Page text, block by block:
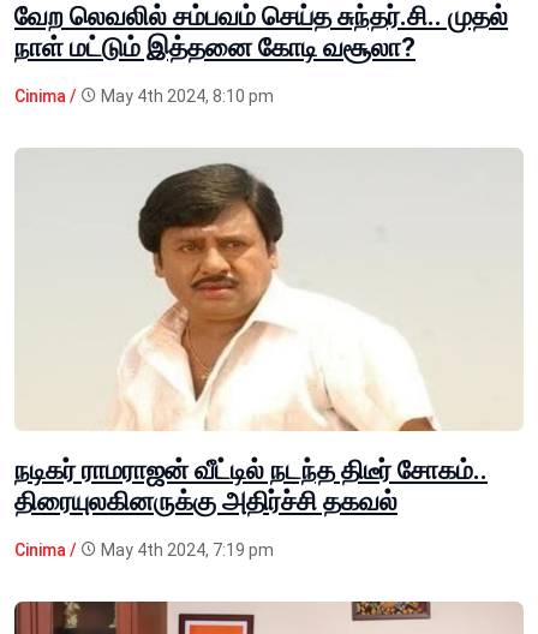
வேற லெவலில் சம்பவம் செய்த சுந்தர்.சி.. முதல்
நாள் மட்டும் இத்தனை கோடி வசூலா?
Cinima / May 4th 2024, 8:10 pm
நடிகர் ராமராஜன் வீட்டில் நடந்த திடீர் சோகம்..
திரையுலகினருக்கு அதிர்ச்சி தகவல்
Cinima / May 4th 2024, 7:19 pm